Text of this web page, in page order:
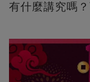
有什麼講究嗎